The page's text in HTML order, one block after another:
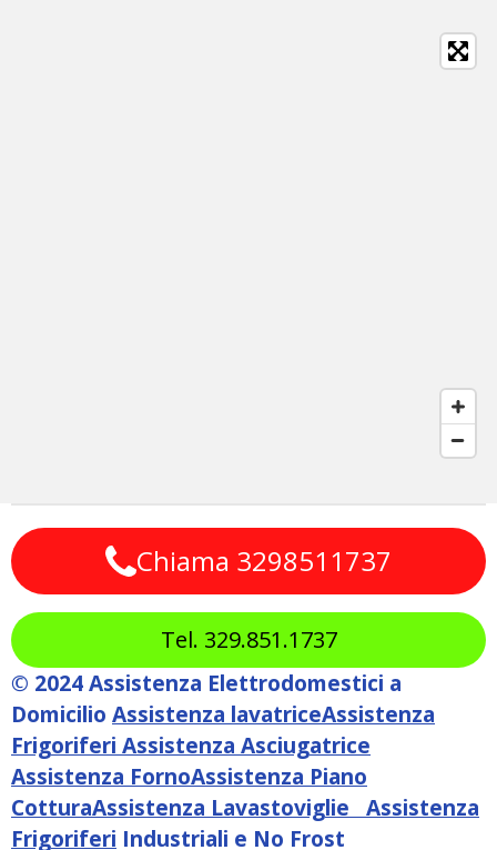
Chiama 3298511737
Tel. 329.851.1737
© 2024 Assistenza Elettrodomestici a
Domicilio Assistenza lavatriceAssistenza
Frigoriferi Assistenza Asciugatrice
Assistenza FornoAssistenza Piano
CotturaAssistenza Lavastoviglie Assistenza
Frigoriferi Industriali e No Frost